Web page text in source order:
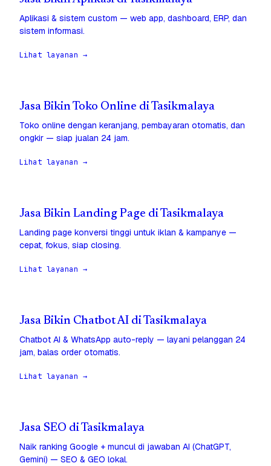
Aplikasi & sistem custom — web app, dashboard, ERP, dan
sistem informasi.
Lihat layanan →
Jasa Bikin Toko Online di Tasikmalaya
Toko online dengan keranjang, pembayaran otomatis, dan
ongkir — siap jualan 24 jam.
Lihat layanan →
Jasa Bikin Landing Page di Tasikmalaya
Landing page konversi tinggi untuk iklan & kampanye —
cepat, fokus, siap closing.
Lihat layanan →
Jasa Bikin Chatbot AI di Tasikmalaya
Chatbot AI & WhatsApp auto-reply — layani pelanggan 24
jam, balas order otomatis.
Lihat layanan →
Jasa SEO di Tasikmalaya
Naik ranking Google + muncul di jawaban AI (ChatGPT,
Gemini) — SEO & GEO lokal.